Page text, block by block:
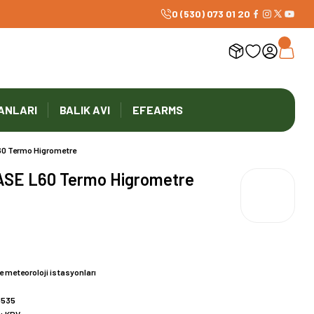
0 (530) 073 01 20
BALIK AVI EFEARMS
Termo Higrometre
L60 Termo Higrometre
meteoroloji istasyonları